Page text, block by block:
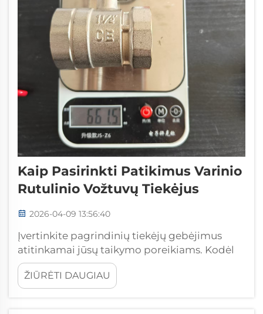
Kaip Pasirinkti Patikimus Varinio
Rutulinio Vožtuvų Tiekėjus
2026-04-09 13:56:40
Įvertinkite pagrindinių tiekėjų gebėjimus
atitinkamai jūsų taikymo poreikiams. Kodėl
vien tik kaina ir pristatymo laikas klaidina
vario rutulinių vožtuvų pirkimą? Vario
rutulinių vožtuvų pirkimą orientuojant tik į
ŽIŪRĖTI DAUGIAU